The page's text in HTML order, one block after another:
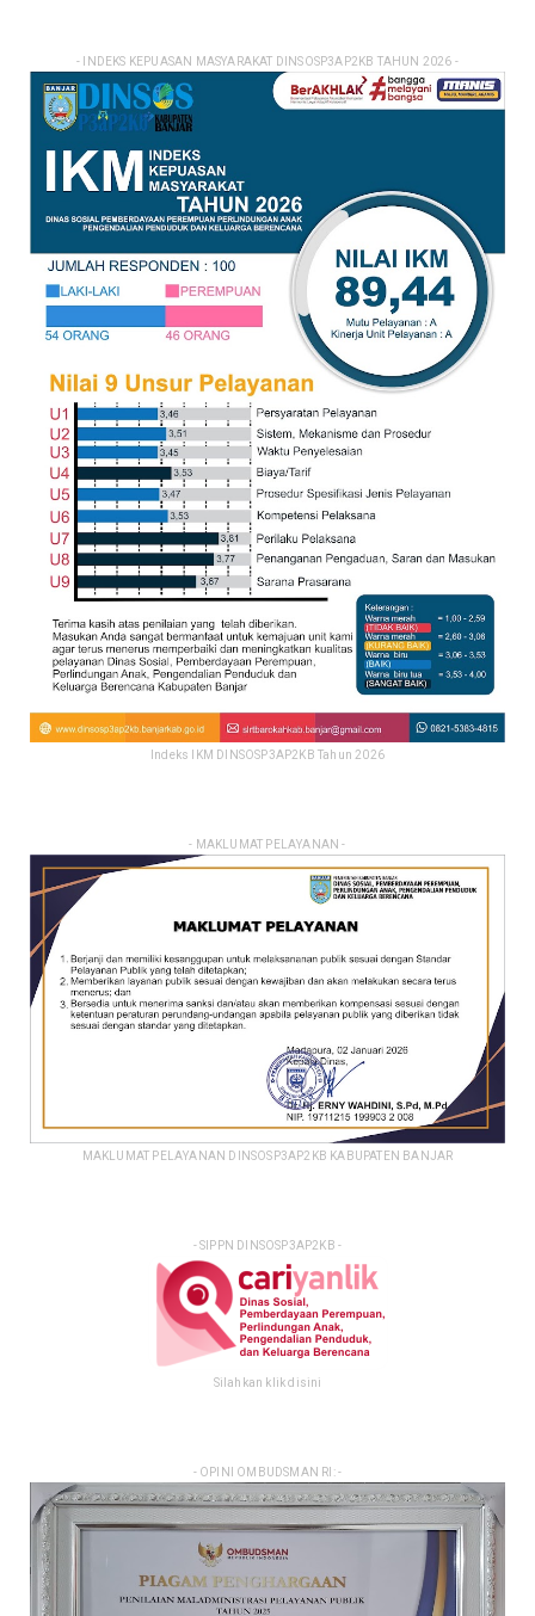
- INDEKS KEPUASAN MASYARAKAT DINSOSP3AP2KB TAHUN 2026 -
Indeks IKM DINSOSP3AP2KB Tahun 2026
- MAKLUMAT PELAYANAN -
MAKLUMAT PELAYANAN DINSOSP3AP2KB KABUPATEN BANJAR
- SIPPN DINSOSP3AP2KB -
Silahkan klik disini
- OPINI OMBUDSMAN RI: -